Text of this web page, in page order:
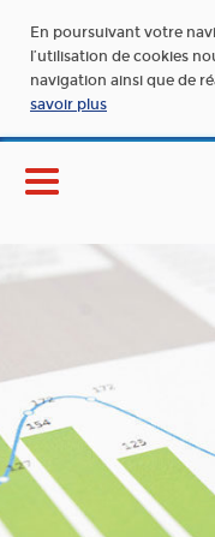
En poursuivant votre
l’utilisation de cookies
navigation ainsi que de
savoir plus